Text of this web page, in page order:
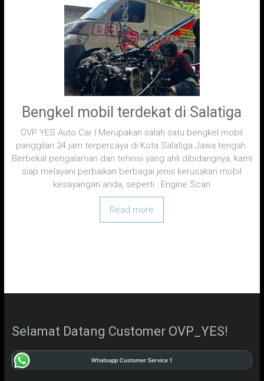
Bengkel mobil terdekat di Salatiga
OVP YES Auto Car | Merupakan salah satu bengkel mobil
panggilan 24 jam terpercaya di Kota Salatiga Jawa tengah.
Berbekal pengalaman dan tehnisi yang ahli dibidangnya, kami
siap melayani perbaikan berbagai jenis kerusakan mobil
kesayangan anda, seperti : Engine Scan
Read more
Selamat Datang Customer OVP_YES!